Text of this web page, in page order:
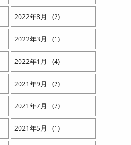
2022 8 2
2022 3 1
2022 1 4
2021 9 2
2021 7 2
2021 5 1